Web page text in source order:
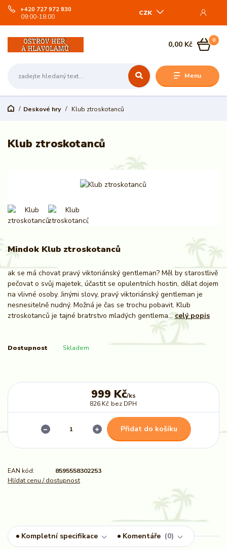
Menu
CZK
+420 727 972 830
09:00-18:00
0
0,00 Kč
Deskové hry Klub ztroskotanců
Klub ztroskotanců
Mindok Klub ztroskotanců
ak se má chovat pravý viktoriánský gentleman? Měl by starostlivě
pečovat o svůj majetek, účastit se opulentních hostin, dělat dojem
na vlivné osoby. Jinými slovy, pravý viktoriánský gentleman je
nesnesitelně nudný. Možná je čas se trochu pobavit. Klub
ztroskotanců je tajné bratrstvo mladých gentlema...celý popis
Dostupnost Skladem
999 Kč/ks
826 Kč bez DPH
Přidat do košíku
EAN kód:
8595558302253
Hlídat cenu / dostupnost
Kompletní specifikace Komentáře 0